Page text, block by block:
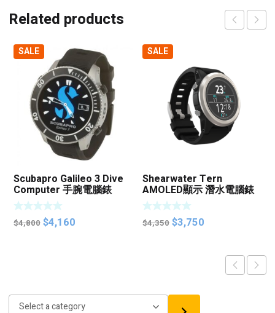
Select
$3,350.
$2,850.
$2,600.
Related products
SALE
Scubapro Galileo 3 Dive
Computer 手腕電腦錶
$4,800 Original
$4,160
SALE
Shearwater Tern
AMOLED顯示 潛水電腦錶
$4,350Original
$3,750
$3,750.